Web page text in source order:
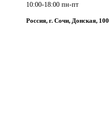
10:00-18:00 пн-пт
Россия, г. Сочи, Донская, 100